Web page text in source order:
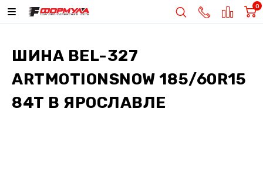
0
ШИНА BEL-327
ARTMOTIONSNOW 185/60R15
84T В ЯРОСЛАВЛЕ